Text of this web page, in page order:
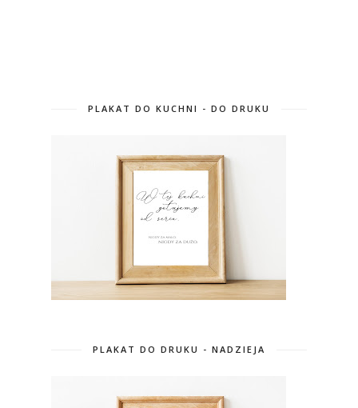
PLAKAT DO KUCHNI - DO DRUKU
PLAKAT DO DRUKU - NADZIEJA